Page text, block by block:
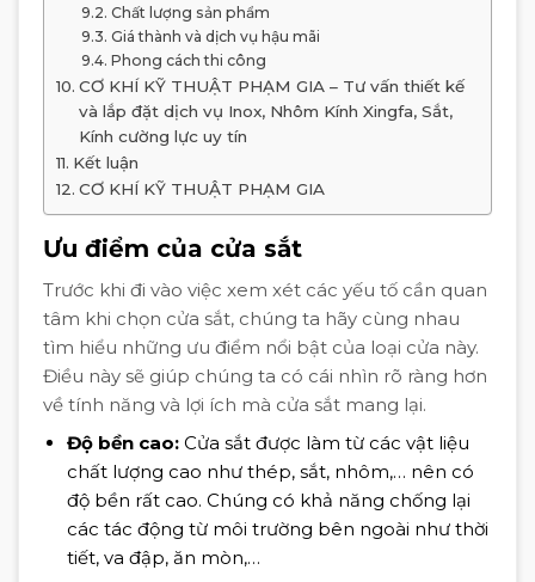
Chất lượng sản phẩm
Giá thành và dịch vụ hậu mãi
Phong cách thi công
CƠ KHÍ KỸ THUẬT PHẠM GIA – Tư vấn thiết kế
và lắp đặt dịch vụ Inox, Nhôm Kính Xingfa, Sắt,
Kính cường lực uy tín
Kết luận
CƠ KHÍ KỸ THUẬT PHẠM GIA
Ưu điểm của cửa sắt
Trước khi đi vào việc xem xét các yếu tố cần quan
tâm khi chọn cửa sắt, chúng ta hãy cùng nhau
tìm hiểu những ưu điểm nổi bật của loại cửa này.
Điều này sẽ giúp chúng ta có cái nhìn rõ ràng hơn
về tính năng và lợi ích mà cửa sắt mang lại.
Độ bền cao:Cửa sắt được làm từ các vật liệu
chất lượng cao như thép, sắt, nhôm,… nên có
độ bền rất cao. Chúng có khả năng chống lại
các tác động từ môi trường bên ngoài như thời
tiết, va đập, ăn mòn,…